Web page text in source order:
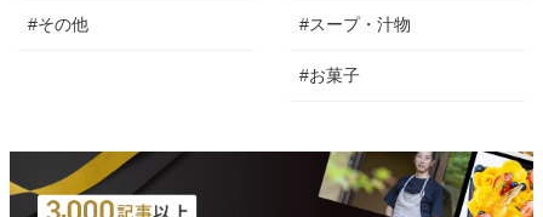
#その他 #スープ・汁物
#お菓子